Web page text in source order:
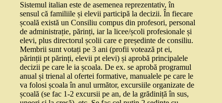
Sistemul italian este de asemenea reprezentativ, în
sensul că familiile și elevii participă la decizii. În fiecare
școală există un Consiliu compus din profesori, personal
de administrație, părinți, iar la licee/școli profesionale și
elevi, plus directorul școlii care e președinte de consiliu.
Membrii sunt votați pe 3 ani (profii votează pt ei,
părinții pt părinți, elevii pt elevi) și aprobă principalele
decizii pe care le ia școala. De ex. se aprobă programul
anual și trienal al ofertei formative, manualele pe care le
va folosi școala în anul următor, excursiile organizate de
școală (se fac 1-2 excursii pe an, de la grădiniță în sus,